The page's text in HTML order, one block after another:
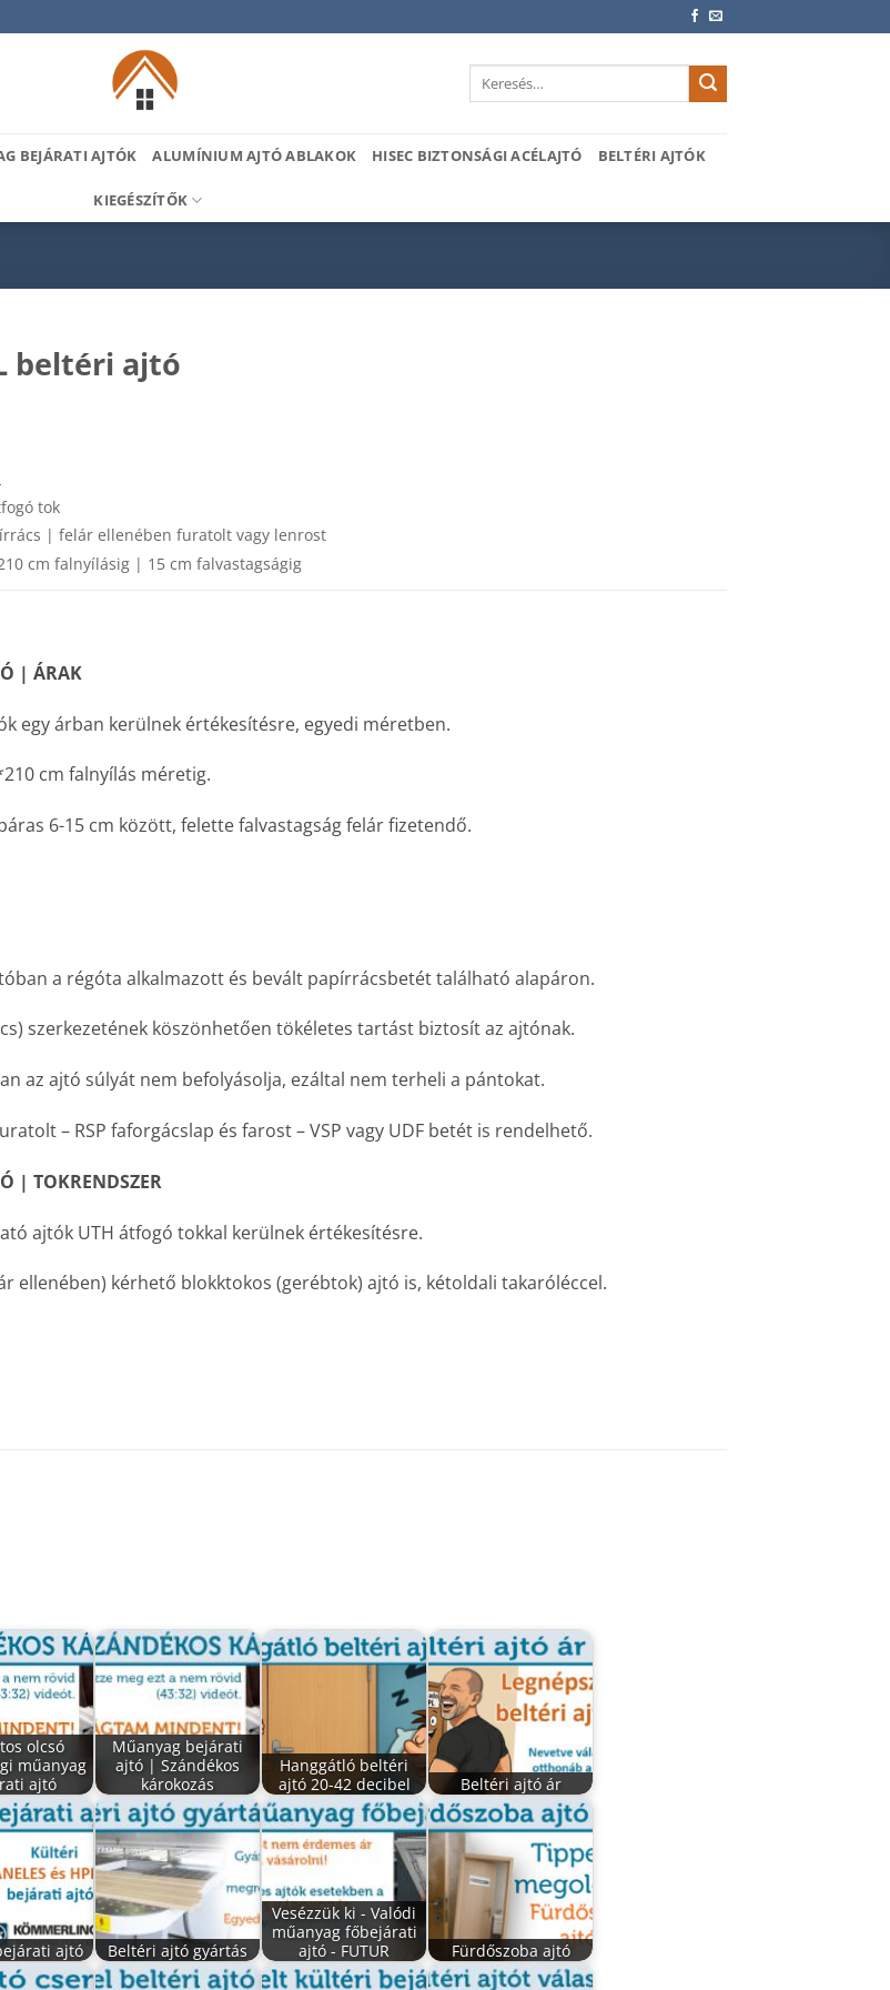
Keresés
BEJÁRATI AJTÓK ALUMÍNIUM AJTÓ ABLAKOK HISEC BIZTONSÁGI ACÉLAJTÓ BELTÉRI AJTÓK
KIEGÉSZÍTŐK
beltéri ajtó
tok
| felár ellenében furatolt vagy lenrost
cm falnyílásig | 15 cm falvastagságig
| ÁRAK
egy árban kerülnek értékesítésre, egyedi méretben.
cm falnyílás méretig.
6-15 cm között, felette falvastagság felár fizetendő.
a régóta alkalmazott és bevált papírrácsbetét található alapáron.
szerkezetének köszönhetően tökéletes tartást biztosít az ajtónak.
az ajtó súlyát nem befolyásolja, ezáltal nem terheli a pántokat.
– RSP faforgácslap és farost – VSP vagy UDF betét is rendelhető.
| TOKRENDSZER
ajtók UTH átfogó tokkal kerülnek értékesítésre.
ellenében) kérhető blokktokos (gerébtok) ajtó is, kétoldali takaróléccel.
olcsó
műanyag
ajtó
Műanyag bejárati
ajtó | Szándékos
károkozás
Hanggátló beltéri
ajtó 20-42 decibel
Beltéri ajtó ár
ajtó Beltéri ajtó gyártás
Vesézzük ki - Valódi
műanyag főbejárati
ajtó - FUTUR
Fürdőszoba ajtó